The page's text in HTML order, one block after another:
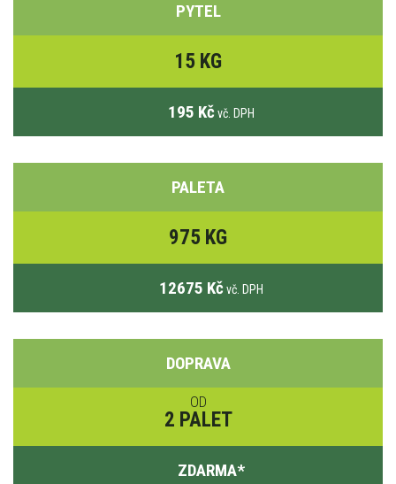
PYTEL
15 KG
195 Kč vč. DPH
PALETA
975 KG
12675 Kč vč. DPH
DOPRAVA
OD
2 PALET
ZDARMA*